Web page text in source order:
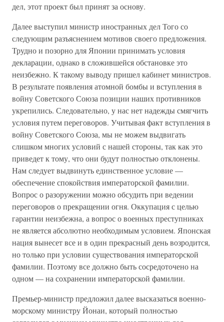
дел, этот проект был принят за основу.
Далее выступил министр иностранных дел Того со
следующим разъяснением мотивов своего предложения.
Трудно и позорно для Японии принимать условия
декларации, однако в сложившейся обстановке это
неизбежно. К такому выводу пришел кабинет министров.
В результате появления атомной бомбы и вступления в
войну Советского Союза позиции наших противников
укрепились. Следовательно, у нас нет надежды смягчить
условия путем переговоров. Учитывая факт вступления в
войну Советского Союза, мы не можем выдвигать
слишком многих условий с нашей стороны, так как это
приведет к тому, что они будут полностью отклонены.
Нам следует выдвинуть единственное условие —
обеспечение спокойствия императорской фамилии.
Вопрос о разоружении можно обсудить при ведении
переговоров о прекращении огня. Оккупация с целью
гарантии неизбежна, а вопрос о военных преступниках
не является абсолютно необходимым условием. Японская
нация вынесет все и в один прекрасный день возродится,
но только при условии существования императорской
фамилии. Поэтому все должно быть сосредоточено на
одном — на сохранении императорской фамилии.
Премьер-министр предложил далее высказаться военно-
морскому министру Йонаи, который полностью